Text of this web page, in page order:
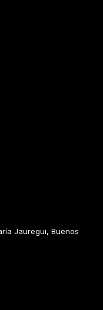
Jauregui, Buenos